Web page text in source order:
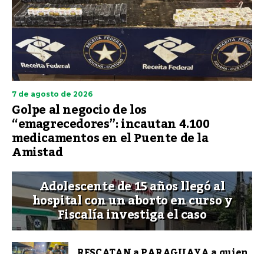
7 de agosto de 2026
Golpe al negocio de los
“emagrecedores”: incautan 4.100
medicamentos en el Puente de la
Amistad
Adolescente de 15 años llegó al
hospital con un aborto en curso y
Fiscalía investiga el caso